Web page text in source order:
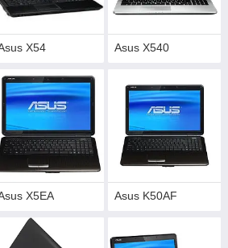
X54 Asus X540
X5EA Asus K50AF